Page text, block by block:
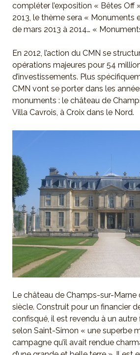
compléter l’exposition « Bêtes Off
2013, le thème sera « Monuments
de mars 2013 à 2014… «
En 2012, l’action du CMN se
opérations majeures pour 54
d’investissements. Plus
CMN vont se porter dans les
monuments : le château de
Villa Cavrois, à Croix dans le Nord.
Le château de Champs-sur-Marne
siècle. Construit pour un financier
confisqué, il est revendu à un autre
selon Saint-Simon « une superbe
campagne qu’il avait rendue